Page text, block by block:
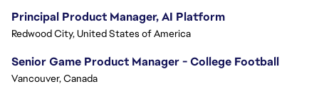
Principal Product Manager, AI Platform
Redwood City, United States of America
Senior Game Product Manager - College Football
Vancouver, Canada